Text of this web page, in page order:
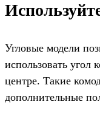
Угловые модели
использовать угол
центре. Такие
дополнительные